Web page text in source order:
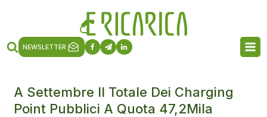
NEWSLETTER
A Settembre Il Totale Dei Charging
Point Pubblici A Quota 47,2Mila